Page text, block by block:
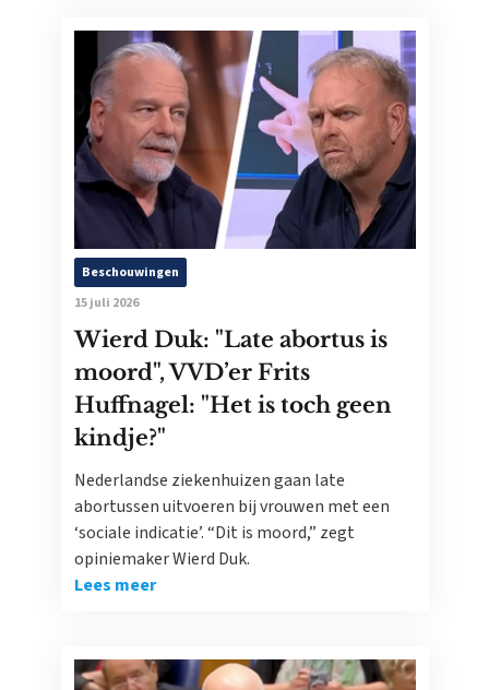
Beschouwingen
15 juli 2026
Wierd Duk: "Late abortus is
moord", VVD’er Frits
Huffnagel: "Het is toch geen
kindje?"
Nederlandse ziekenhuizen gaan late
abortussen uitvoeren bij vrouwen met een
‘sociale indicatie’. “Dit is moord,” zegt
opiniemaker Wierd Duk.
Lees meer